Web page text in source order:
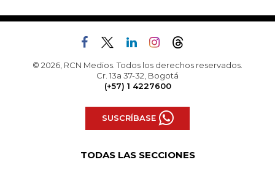
© 2026, RCN Medios. Todos los derechos reservados.
Cr. 13a 37-32, Bogotá
(+57) 1 4227600
SUSCRÍBASE
TODAS LAS SECCIONES